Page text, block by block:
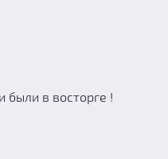
были в восторге !